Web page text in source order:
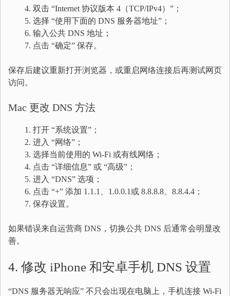
双击 “Internet 协议版本 4（TCP/IPv4）”；
选择 “使用下面的 DNS 服务器地址”；
输入公共 DNS 地址；
点击 “确定” 保存。
保存后建议重新打开浏览器，或重启网络连接后再测试网页
访问。
Mac 更改 DNS 方法
打开 “系统设置”；
进入 “网络”；
选择当前使用的 Wi-Fi 或有线网络；
点击 “详细信息” 或 “高级”；
进入 “DNS” 选项；
点击 “+” 添加 1.1.1、1.0.0.1或 8.8.8.8、8.8.4.4；
保存设置。
如果错误来自运营商 DNS，切换公共 DNS 后通常会明显改
善。
4. 修改 iPhone 和安卓手机 DNS 设置
“DNS 服务器无响应” 不只会出现在电脑上，手机连接 Wi-Fi